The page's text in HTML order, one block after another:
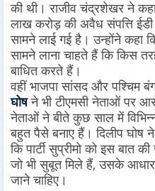
की थी। राजीव चंद्रशेखर ने
लाख करोड़ की अवैध संपत्ति ईडी
सामने लाई गई है। उन्होंने कहा
सामने लाना चाहते हैं कि किस
बाधित करते हैं।
वहीं भाजपा सांसद और पश्चिम
घोषने भी टीएमसी नेताओं पर
नेताओं ने बीते कुछ साल में
बहुत पैसे बनाए हैं। दिलीप
कि पार्टी सुप्रीमो को इस बात
जो भी सुबूत मिले हैं, उसके
जाने चाहिए।